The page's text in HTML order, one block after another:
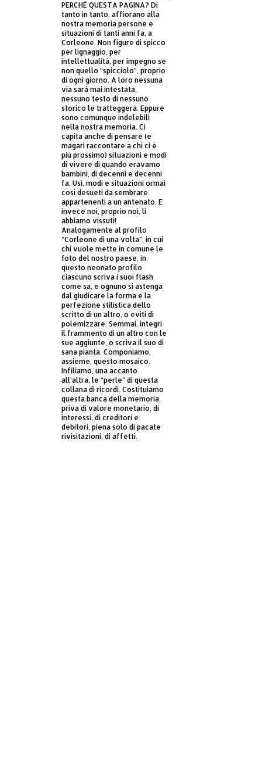
PERCHÈ QUESTA PAGINA? Di
tanto in tanto, affiorano alla
nostra memoria persone e
situazioni di tanti anni fa, a
Corleone. Non figure di spicco
per lignaggio, per
intellettualità, per impegno se
non quello “spicciolo”, proprio
di ogni giorno. A loro nessuna
via sarà mai intestata,
nessuno testo di nessuno
storico le tratteggerà. Eppure
sono comunque indelebili
nella nostra memoria. Ci
capita anche di pensare (e
magari raccontare a chi ci è
più prossimo) situazioni e modi
di vivere di quando eravamo
bambini, di decenni e decenni
fa. Usi, modi e situazioni ormai
così desueti da sembrare
appartenenti a un antenato. E
invece noi, proprio noi, li
abbiamo vissuti!
Analogamente al profilo
“Corleone di una volta”, in cui
chi vuole mette in comune le
foto del nostro paese, in
questo neonato profilo
ciascuno scriva i suoi flash
come sa, e ognuno si astenga
dal giudicare la forma e la
perfezione stilistica dello
scritto di un altro, o eviti di
polemizzare. Semmai, integri
il frammento di un altro con le
sue aggiunte, o scriva il suo di
sana pianta. Componiamo,
assieme, questo mosaico.
Infiliamo, una accanto
all’altra, le “perle” di questa
collana di ricordi. Costituiamo
questa banca della memoria,
priva di valore monetario, di
interessi, di creditori e
debitori, piena solo di pacate
rivisitazioni, di affetti.